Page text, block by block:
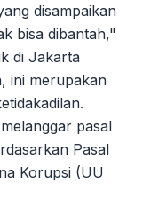
disampaikan
bisa dibantah,"
di Jakarta
ini merupakan
pasal
Pasal
Korupsi (UU